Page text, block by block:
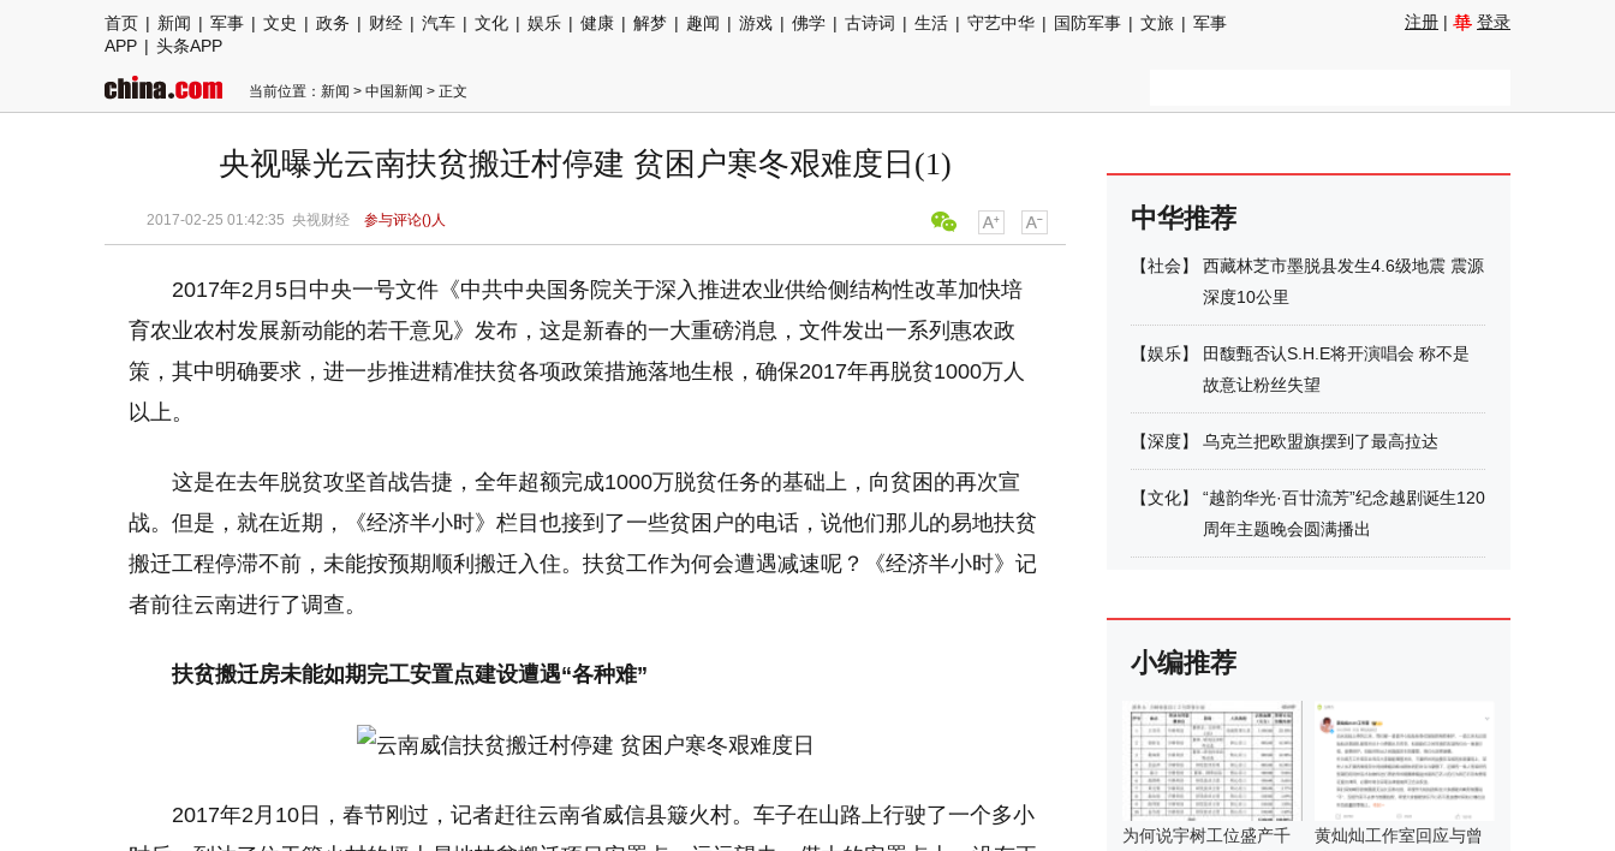
首页 | 新闻 | 军事 | 文史 | 政务 | 财经 | 汽车 | 文化 | 娱乐 | 健康 | 解梦 | 趣闻 | 游戏 | 佛学 | 古诗词 | 生活 | 守艺中华 | 国防军事 | 文旅 | 军事
APP | 头条APP
注册 | 登录
当前位置： 新闻 > 中国新闻 > 正文
央视曝光云南扶贫搬迁村停建 贫困户寒冬艰难度日(1)
2017-02-25 01:42:35 央视财经 参与评论()人
2017年2月5日中央一号文件《中共中央国务院关于深入推进农业供给侧结构性改革加快培
育农业农村发展新动能的若干意见》发布，这是新春的一大重磅消息，文件发出一系列惠农政
策，其中明确要求，进一步推进精准扶贫各项政策措施落地生根，确保2017年再脱贫1000万人
以上。
这是在去年脱贫攻坚首战告捷，全年超额完成1000万脱贫任务的基础上，向贫困的再次宣
战。但是，就在近期，《经济半小时》栏目也接到了一些贫困户的电话，说他们那儿的易地扶贫
搬迁工程停滞不前，未能按预期顺利搬迁入住。扶贫工作为何会遭遇减速呢？《经济半小时》记
者前往云南进行了调查。
扶贫搬迁房未能如期完工安置点建设遭遇“各种难”
2017年2月10日，春节刚过，记者赶往云南省威信县簸火村。车子在山路上行驶了一个多小
中华推荐
【社会】
西藏林芝市墨脱县发生4.6级地震 震源
深度10公里
【娱乐】
田馥甄否认S.H.E将开演唱会 称不是
故意让粉丝失望
【深度】 乌克兰把欧盟旗摆到了最高拉达
【文化】
“越韵华光·百廿流芳”纪念越剧诞生120
周年主题晚会圆满播出
小编推荐
为何说宇树工位盛产千
黄灿灿工作室回应与曾